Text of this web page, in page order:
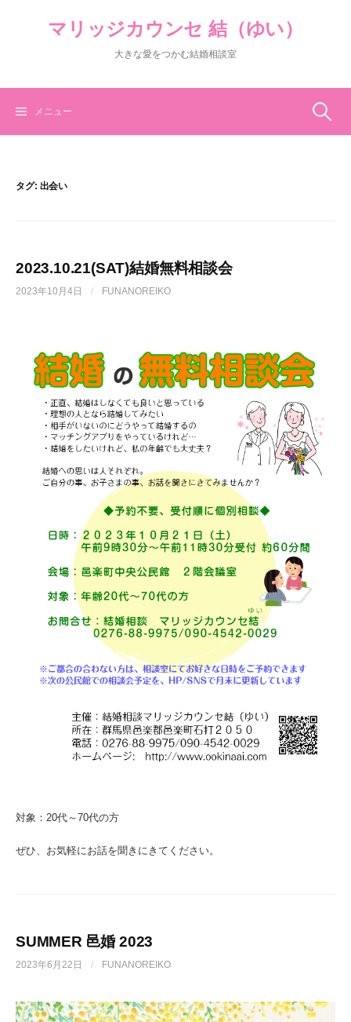
マリッジカウンセ 結（ゆい）
大きな愛をつかむ結婚相談室
メニュー 検
タグ: 出会い
2023.10.21(SAT)結婚無料相談会
2023年10月4日 / FUNANOREIKO
対象：20代～70代の方
ぜひ、お気軽にお話を聞きにきてください。
SUMMER 邑婚 2023
2023年6月22日 / FUNANOREIKO